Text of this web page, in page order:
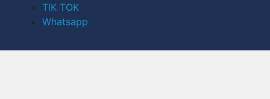
TIK TOK
Whatsapp